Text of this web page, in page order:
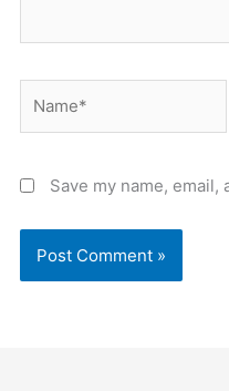
Save my name,